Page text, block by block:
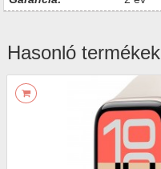
Hasonló termékek